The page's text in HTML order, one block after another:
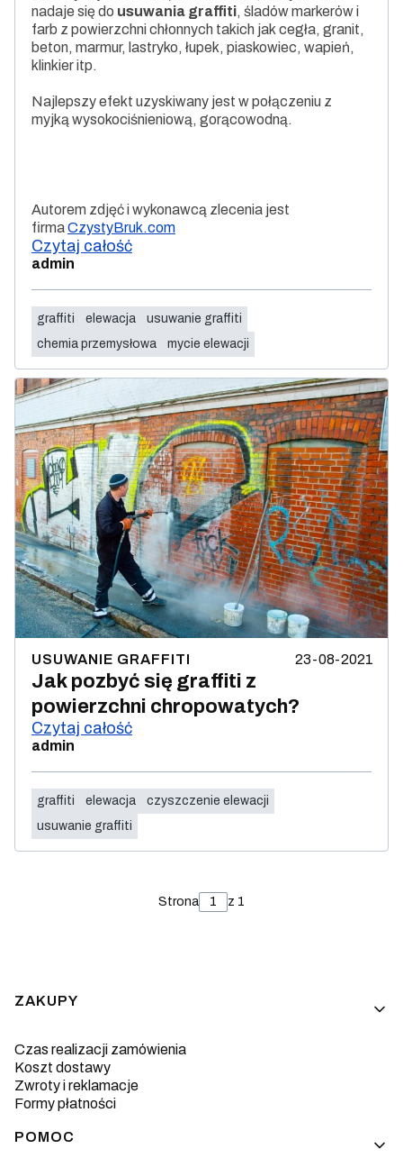
nadaje się do usuwania graffiti, śladów markerów i
farb z powierzchni chłonnych takich jak cegła, granit,
beton, marmur, lastryko, łupek, piaskowiec, wapień,
klinkier itp.
Najlepszy efekt uzyskiwany jest w połączeniu z
myjką wysokociśnieniową, gorącowodną.
Autorem zdjęć i wykonawcą zlecenia jest
firmaCzystyBruk.com
Czytaj całość
admin
graffiti elewacja
usuwanie graffiti
chemia przemysłowa
mycie elewacji
USUWANIE GRAFFITI 23-08-2021
Jak pozbyć się graffiti z
powierzchni chropowatych?
Czytaj całość
admin
graffiti elewacja
czyszczenie elewacji
usuwanie graffiti
Strona z 1
Linki w stopce
ZAKUPY
Czas realizacji zamówienia
Koszt dostawy
Zwroty i reklamacje
Formy płatności
POMOC